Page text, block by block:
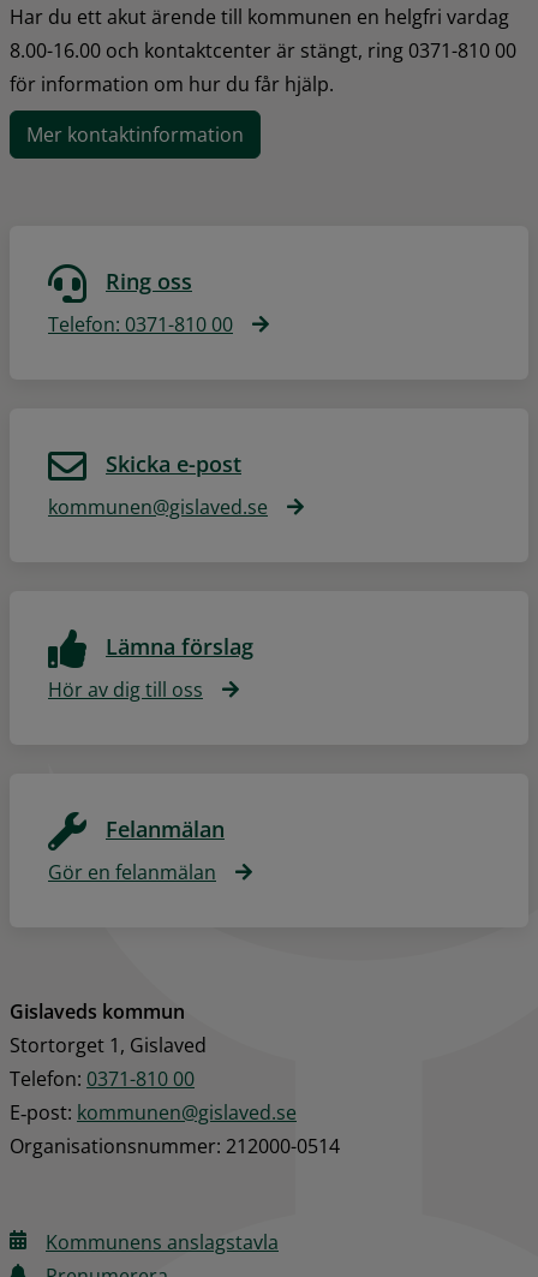
Har du ett akut ärende till kommunen en helgfri vardag
8.00-16.00 och kontaktcenter är stängt, ring 0371-810 00
för information om hur du får hjälp.
Mer kontaktinformation
Ring oss
Telefon: 0371-810 00
Skicka e-post
kommunen@gislaved.se
Lämna förslag
Hör av dig till oss
Felanmälan
Gör en felanmälan
Gislaveds kommun
Stortorget 1, Gislaved
Telefon: 0371-810 00
E‑post: kommunen@gislaved.se
Organisationsnummer: 212000-0514
Kommunens anslagstavla